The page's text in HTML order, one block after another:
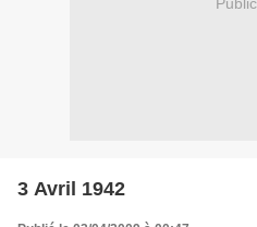
3 Avril 1942